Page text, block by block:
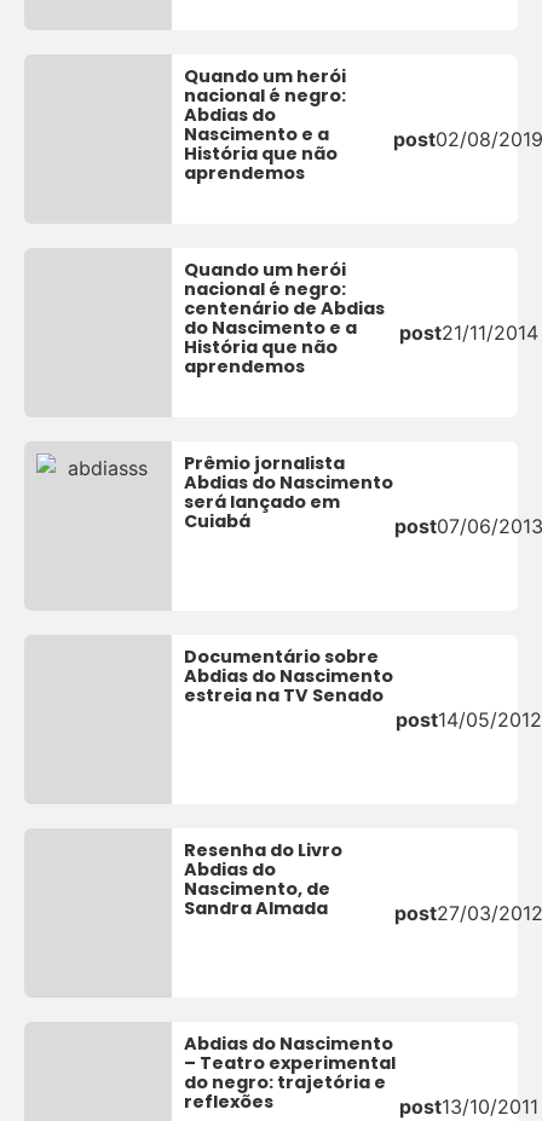
Quando um herói
nacional é negro:
Abdias do
Nascimento e a
História que não
aprendemos
post02/08/
Quando um herói
nacional é negro:
centenário de Abdias
do Nascimento e a
História que não
aprendemos
post21/11/2014
Prêmio jornalista
Abdias do Nascimento
será lançado em
Cuiabá
post07/06/2013
Documentário sobre
Abdias do Nascimento
estreia na TV Senado
post14/05/2012
Resenha do Livro
Abdias do
Nascimento, de
Sandra Almada
post27/03/2012
Abdias do Nascimento
– Teatro experimental
do negro: trajetória e
reflexões
post13/10/2011